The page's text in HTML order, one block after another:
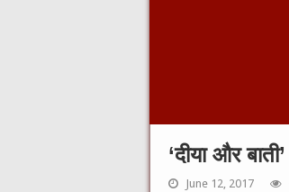
‘दीया और
June 12, 2017